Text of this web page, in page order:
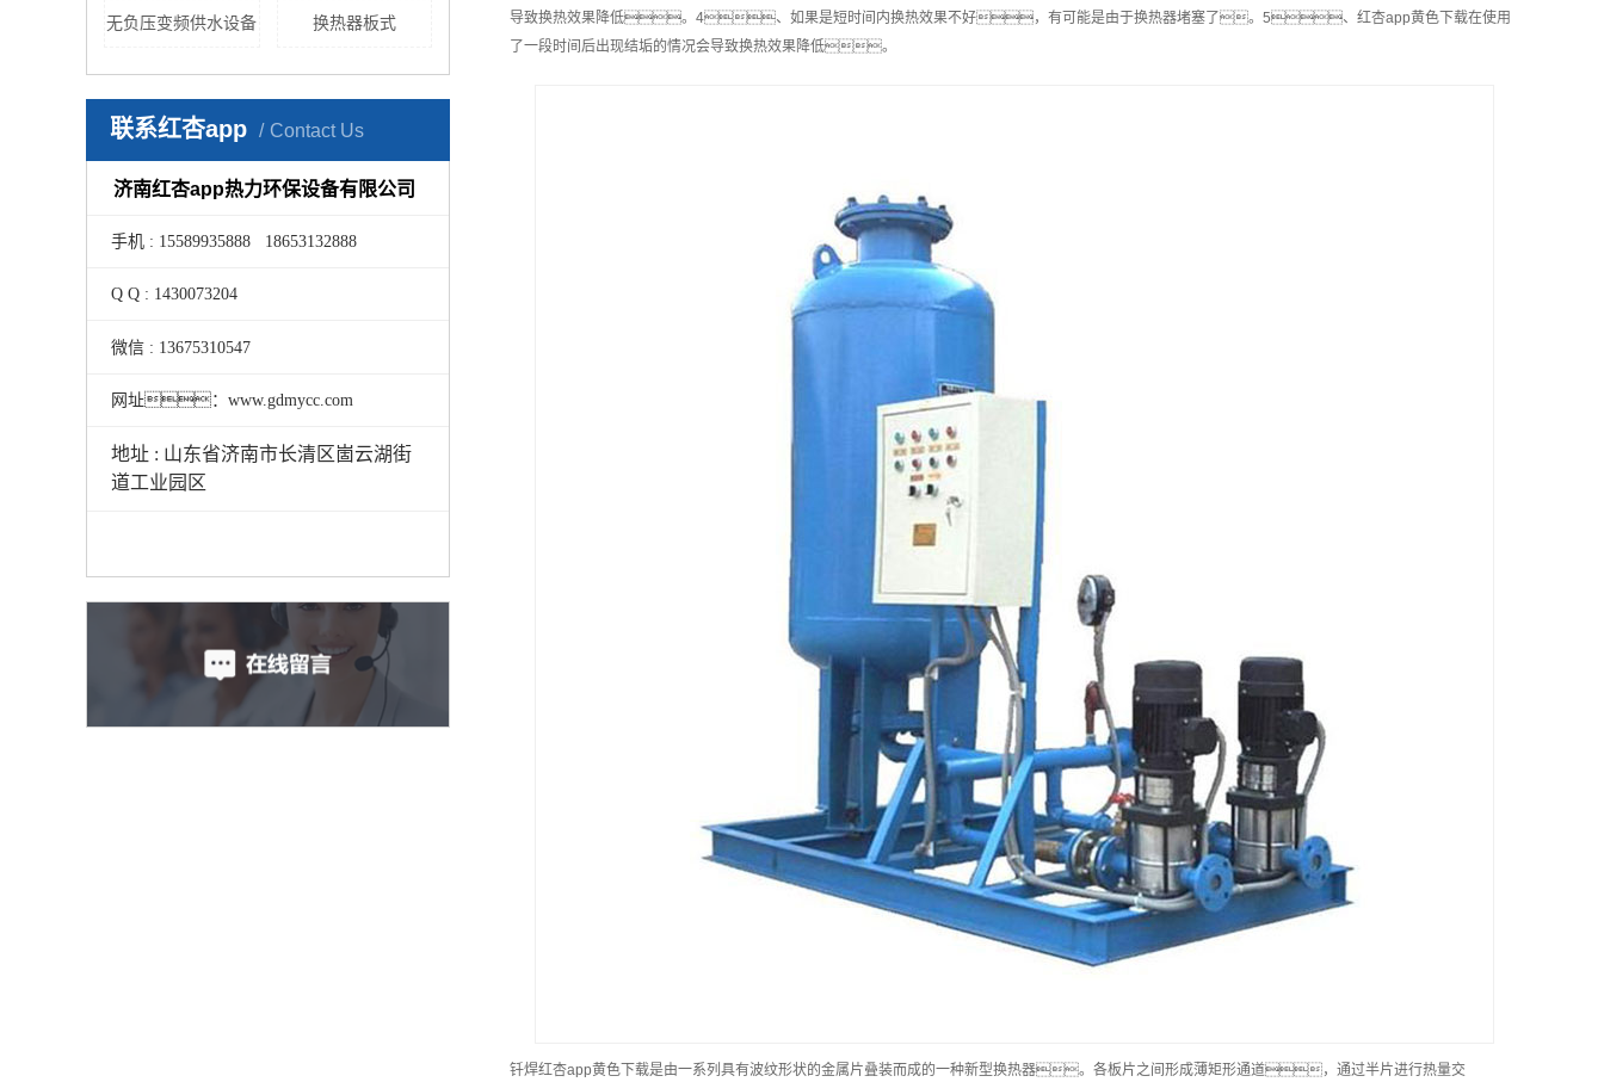
无负压变频供水设备 换热器板式
联系红杏app Contact Us
济南红杏app热力环保设备有限公司
手机 : 15589935888 18653132888
Q Q : 1430073204
微信 : 13675310547
网址：www.gdmycc.com
地址 : 山东省济南市长清区崮云湖街
道工业园区
导致换热效果降低。4、如果是短时间内换热效果不好，有可能是由于换热器堵塞了。5、红杏app黄色下载在使用
了一段时间后出现结垢的情况会导致换热效果降低。
钎焊红杏app黄色下载是由一系列具有波纹形状的金属片叠装而成的一种新型换热器。各板片之间形成薄矩形通道，通过半片进行热量交